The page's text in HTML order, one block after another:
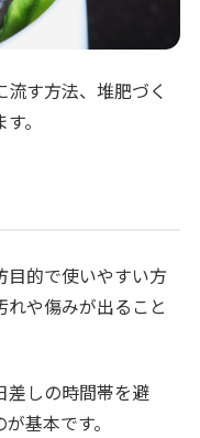
す方法、堆肥づく
。
目的で使いやすい方
や傷みが出ること
差しの時間帯を避
基本です。